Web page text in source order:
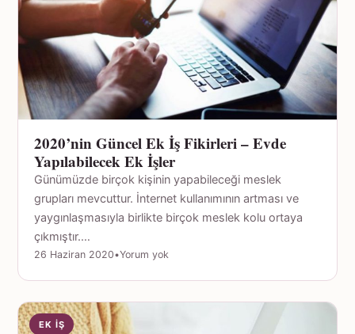
2020’nin Güncel Ek İş Fikirleri – Evde
Yapılabilecek Ek İşler
Günümüzde birçok kişinin yapabileceği meslek
grupları mevcuttur. İnternet kullanımının artması ve
yaygınlaşmasıyla birlikte birçok meslek kolu ortaya
çıkmıştır.…
26 Haziran 2020•Yorum yok
EK İŞ